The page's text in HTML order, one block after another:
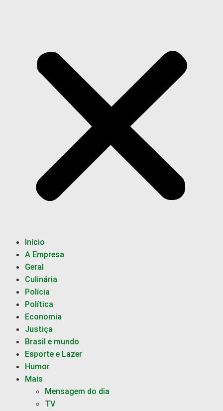
Início
A Empresa
Geral
Culinária
Polícia
Política
Economia
Justiça
Brasil e mundo
Esporte e Lazer
Humor
Mais
Mensagem do dia
TV